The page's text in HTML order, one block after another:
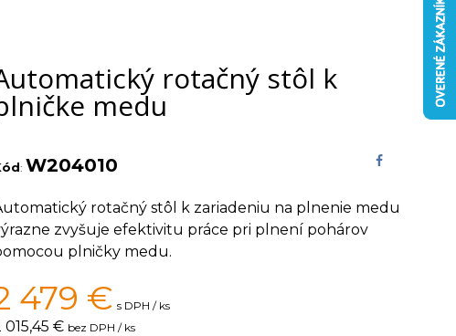
rotačný stôl k
medu
: W204010
rotačný stôl k zariadeniu na plnenie medu
zvyšuje efektivitu práce pri plnení pohárov
plničky medu.
479 € s DPH / ks
015,45 € bez DPH / ks